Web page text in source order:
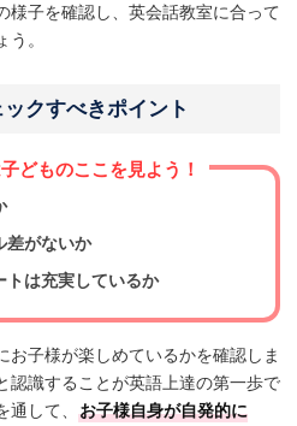
様子を確認し、英会話教室に合って
。
クすべきポイント
どものここを見よう！
差がないか
トは充実しているか
お子様が楽しめているかを確認しま
認識することが英語上達の第一歩で
して、 お子様自身が自発的に